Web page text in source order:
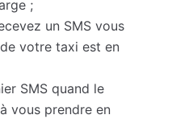
;
un SMS vous
votre taxi est en
SMS quand le
vous prendre en